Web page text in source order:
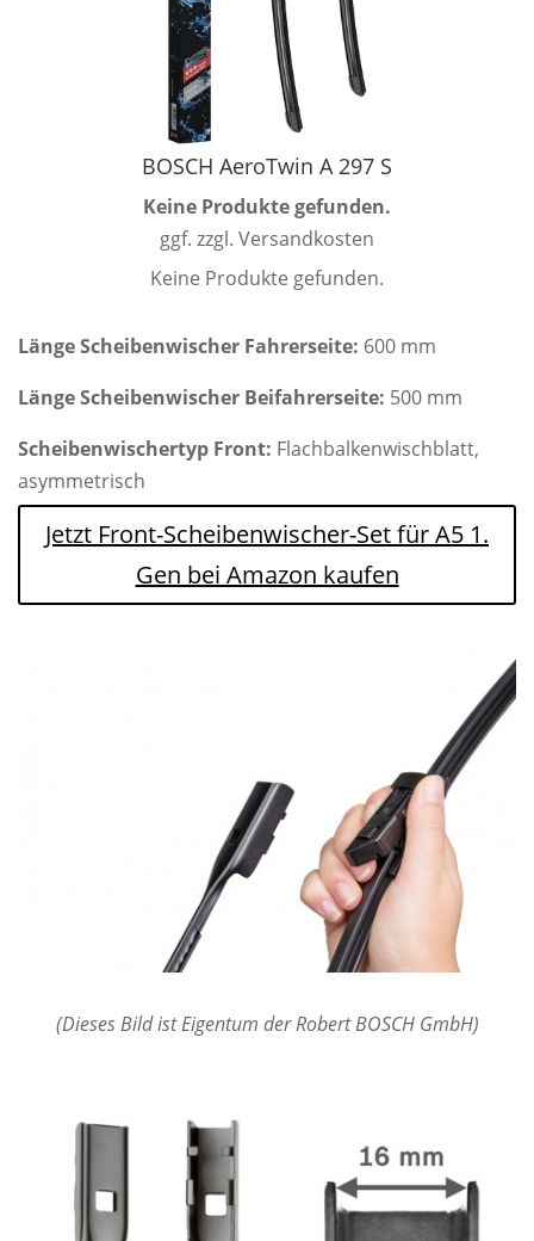
BOSCH AeroTwin A 297 S
Keine Produkte gefunden.
ggf. zzgl. Versandkosten
Keine Produkte gefunden.
Länge Scheibenwischer Fahrerseite: 600 mm
Länge Scheibenwischer Beifahrerseite: 500 mm
Scheibenwischertyp Front: Flachbalkenwischblatt,
asymmetrisch
Jetzt Front-Scheibenwischer-Set für A5 1.
Gen bei Amazon kaufen
(Dieses Bild ist Eigentum der Robert BOSCH GmbH)